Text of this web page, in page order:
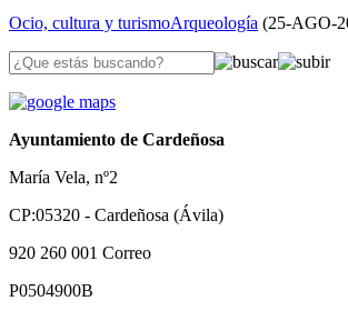
Ocio, cultura y turismoArqueología (25-AGO-
Ayuntamiento de Cardeñosa
María Vela, nº2
CP:05320 - Cardeñosa (Ávila)
920 260 001 Correo
P0504900B